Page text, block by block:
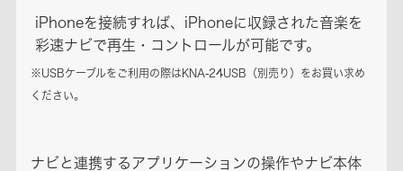
iPhoneを接続すれば、iPhoneに収録された音楽を
彩速ナビで再生・コントロールが可能です。
※USBケーブルをご利用の際はKNA-24USB（別売り）をお買い求め
ください。
ナビと連携するアプリケーションの操作やナビ本体